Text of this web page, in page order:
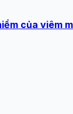
của viêm